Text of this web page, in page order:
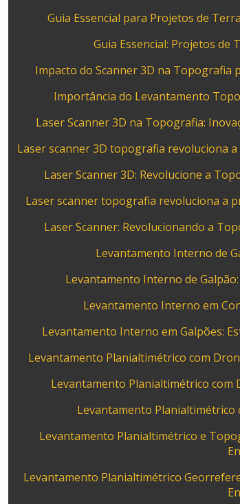
Guia Essencial para Projetos de
Guia Essencial: Projetos de
Impacto do Scanner 3D na Topografia
Importância do Levantamento
Laser Scanner 3D na Topografia:
Laser scanner 3D topografia revoluciona
Laser Scanner 3D: Revolucione a
Laser scanner topografia revoluciona a
Laser Scanner: Revolucionando a
Levantamento Interno de
Levantamento Interno de
Levantamento Interno em
Levantamento Interno em Galpões:
Levantamento Planialtimétrico com
Levantamento Planialtimétrico com
Levantamento Planialtimétrico
Levantamento Planialtimétrico e
Levantamento Planialtimétrico